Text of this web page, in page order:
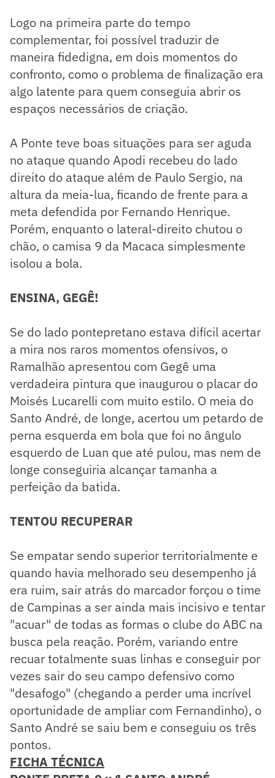
Logo na primeira parte do tempo
complementar, foi possível traduzir de
maneira fidedigna, em dois momentos do
confronto, como o problema de finalização era
algo latente para quem conseguia abrir os
espaços necessários de criação.
A Ponte teve boas situações para ser aguda
no ataque quando Apodi recebeu do lado
direito do ataque além de Paulo Sergio, na
altura da meia-lua, ficando de frente para a
meta defendida por Fernando Henrique.
Porém, enquanto o lateral-direito chutou o
chão, o camisa 9 da Macaca simplesmente
isolou a bola.
ENSINA, GEGÊ!
Se do lado pontepretano estava difícil acertar
a mira nos raros momentos ofensivos, o
Ramalhão apresentou com Gegê uma
verdadeira pintura que inaugurou o placar do
Moisés Lucarelli com muito estilo. O meia do
Santo André, de longe, acertou um petardo de
perna esquerda em bola que foi no ângulo
esquerdo de Luan que até pulou, mas nem de
longe conseguiria alcançar tamanha a
perfeição da batida.
TENTOU RECUPERAR
Se empatar sendo superior territorialmente e
quando havia melhorado seu desempenho já
era ruim, sair atrás do marcador forçou o time
de Campinas a ser ainda mais incisivo e tentar
"acuar" de todas as formas o clube do ABC na
busca pela reação. Porém, variando entre
recuar totalmente suas linhas e conseguir por
vezes sair do seu campo defensivo como
"desafogo" (chegando a perder uma incrível
oportunidade de ampliar com Fernandinho), o
Santo André se saiu bem e conseguiu os três
pontos.
FICHA TÉCNICA